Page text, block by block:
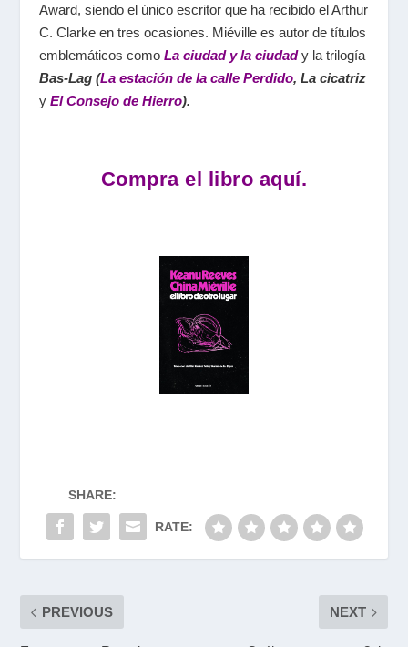
Award, siendo el único escritor que ha recibido el Arthur
C. Clarke en tres ocasiones. Miéville es autor de títulos
emblemáticos como La ciudad y la ciudady la trilogía
Bas-Lag (La estación de la calle Perdido, La cicatriz
y El Consejo de Hierro).
Compra el libro aquí.
SHARE:
RATE:
PREVIOUS NEXT